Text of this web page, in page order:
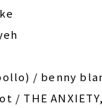
/ benny
/ THE